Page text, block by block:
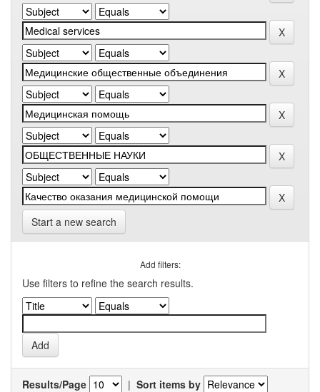
Start a new search
Add filters:
Use filters to refine the search results.
Results/Page | Sort items by